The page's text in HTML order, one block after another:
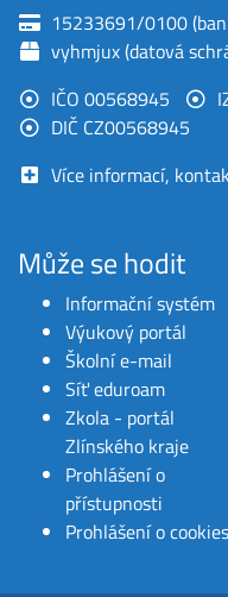
15233691/0100
vyhmjux (datová
IČO 00568945
DIČ CZ00568945
Více informací,
Může se hodit
Informační systém
Výukový portál
Školní e-mail
Síť eduroam
Zkola - portál
Zlínského kraje
Prohlášení o
přístupnosti
Prohlášení o cookies